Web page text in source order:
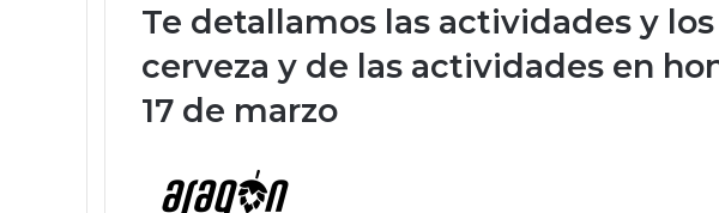
Te detallamos las actividades y
cerveza y de las actividades en
17 de marzo